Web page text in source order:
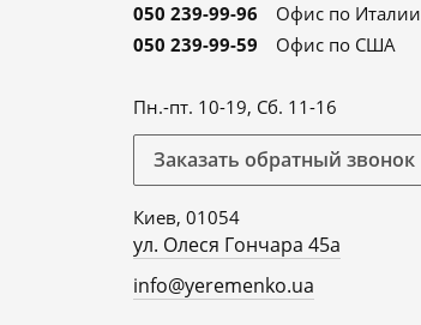
050 239-99-96
Офис по Италии
050 239-99-59
Офис по США
Пн.-пт. 10-19, Сб. 11-16
Заказать обратный звонок
Киев, 01054
ул. Олеся Гончара 45а
info@yeremenko.ua